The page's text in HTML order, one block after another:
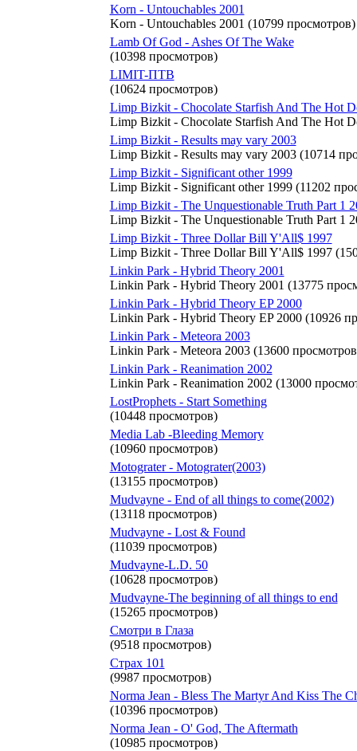
Korn - Untouchables 2001
Korn - Untouchables 2001 (10799 просмотров)
Lamb Of God - Ashes Of The Wake
(10398 просмотров)
LIMIT-ПТВ
(10624 просмотров)
Limp Bizkit - Chocolate Starfish And The Hot
Limp Bizkit - Chocolate Starfish And The Hot
Limp Bizkit - Results may vary 2003
Limp Bizkit - Results may vary 2003 (10714
Limp Bizkit - Significant other 1999
Limp Bizkit - Significant other 1999 (11202
Limp Bizkit - The Unquestionable Truth Part 1
Limp Bizkit - The Unquestionable Truth Part 1
Limp Bizkit - Three Dollar Bill Y'All$ 1997
Limp Bizkit - Three Dollar Bill Y'All$ 1997
Linkin Park - Hybrid Theory 2001
Linkin Park - Hybrid Theory 2001 (13775
Linkin Park - Hybrid Theory EP 2000
Linkin Park - Hybrid Theory EP 2000 (10926
Linkin Park - Meteora 2003
Linkin Park - Meteora 2003 (13600
Linkin Park - Reanimation 2002
Linkin Park - Reanimation 2002 (13000
LostProphets - Start Something
(10448 просмотров)
Media Lab -Bleeding Memory
(10960 просмотров)
Motograter - Motograter(2003)
(13155 просмотров)
Mudvayne - End of all things to come(2002)
(13118 просмотров)
Mudvayne - Lost & Found
(11039 просмотров)
Mudvayne-L.D. 50
(10628 просмотров)
Mudvayne-The beginning of all things to end
(15265 просмотров)
Смотри в Глаза
(9518 просмотров)
Страх 101
(9987 просмотров)
Norma Jean - Bless The Martyr And Kiss The
(10396 просмотров)
Norma Jean - O' God, The Aftermath
(10985 просмотров)